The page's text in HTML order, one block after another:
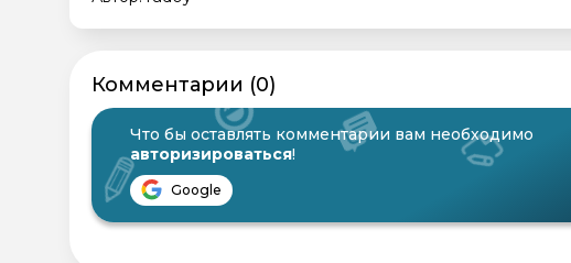
Комментарии (0)
Что бы оставлять комментарии вам необходимо
авторизироваться!
Google